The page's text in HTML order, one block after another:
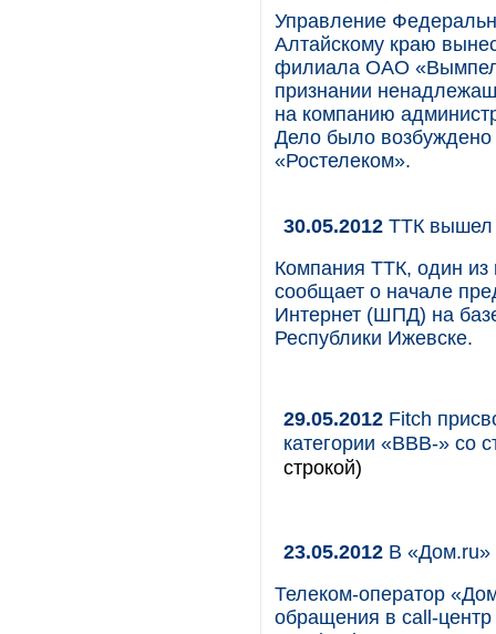
Управление
Алтайскому краю
филиала ОАО
признании
на компанию
Дело было
«Ростелеком».
30.05.2012 ТТК
Компания ТТК, один из
сообщает о начале
Интернет (ШПД) на
Республики Ижевске.
29.05.2012 Fitch
категории «ВВВ-» со
строкой)
23.05.2012 В «Дом.ru»
Телеком-оператор
обращения в call-